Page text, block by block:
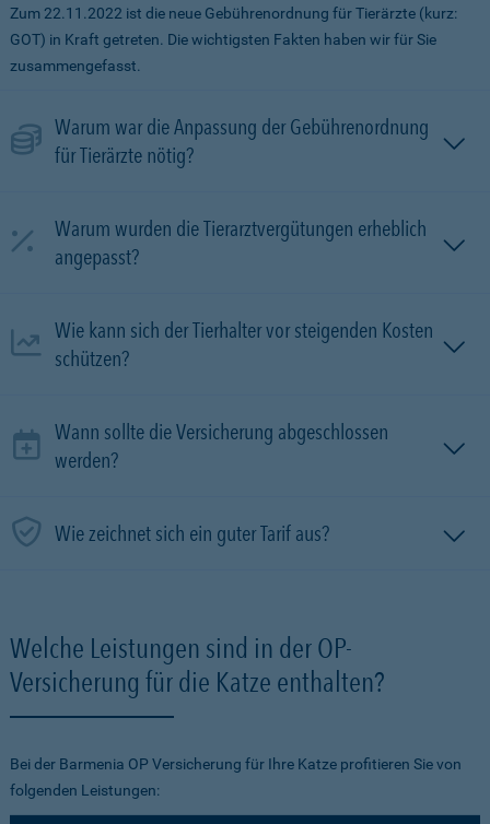
Zum 22.11.2022 ist die neue Gebührenordnung für Tierärzte (kurz:
GOT) in Kraft getreten. Die wichtigsten Fakten haben wir für Sie
zusammengefasst.
Warum war die Anpassung der Gebührenordnung
für Tierärzte nötig?
Warum wurden die Tierarztvergütungen erheblich
angepasst?
Wie kann sich der Tierhalter vor steigenden Kosten
schützen?
Wann sollte die Versicherung abgeschlossen
werden?
Wie zeichnet sich ein guter Tarif aus?
Welche Leistungen sind in der OP-
Versicherung für die Katze enthalten?
Bei der Barmenia OP Versicherung für Ihre Katze profitieren Sie von
folgenden Leistungen: